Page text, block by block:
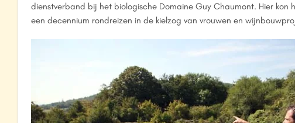
dienstverband bij het biologische Domaine Guy Chaumont. Hier
een decennium rondreizen in de kielzog van vrouwen en